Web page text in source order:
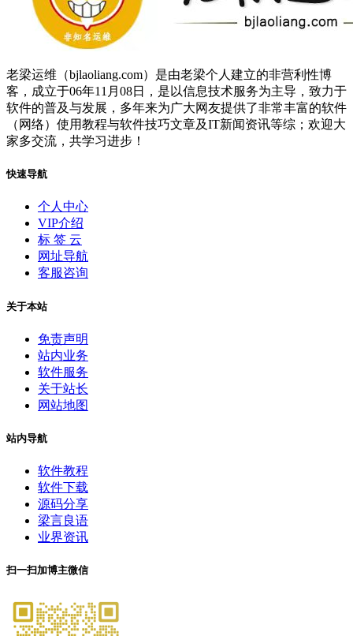
老梁运维（bjlaoliang.com）是由老梁个人建立的非营利性博
客，成立于06年11月08日，是以信息技术服务为主导，致力于
软件的普及与发展，多年来为广大网友提供了非常丰富的软件
（网络）使用教程与软件技巧文章及IT新闻资讯等综；欢迎大
家多交流，共学习进步！
快速导航
个人中心
VIP介绍
标 签 云
网址导航
客服咨询
关于本站
免责声明
站内业务
软件服务
关于站长
网站地图
站内导航
软件教程
软件下载
源码分享
梁言良语
业界资讯
扫一扫加博主微信